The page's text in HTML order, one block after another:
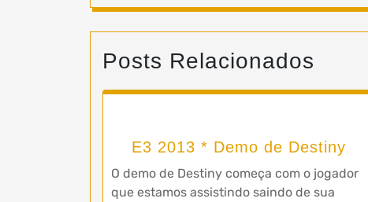
Posts Relacionados
E3 2013 * Demo de Destiny
O demo de Destiny começa com o jogador
que estamos assistindo saindo de sua